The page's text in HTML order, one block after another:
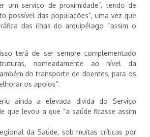
um serviço de proximidade”, tendo de
possível das populações”, uma vez que
das ilhas do arquipélago “assim o
terá de ser sempre complementado
nomeadamente ao nível da
do transporte de doentes, para os
os apoios”.
ainda a elevada divida do Serviço
que levou a que “a saúde ficasse assim
da Saúde, sob muitas críticas por